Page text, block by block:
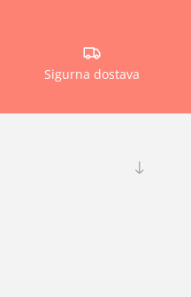
Sigurna dostava